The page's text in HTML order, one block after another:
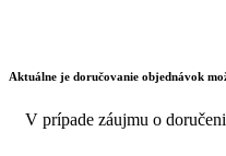
Aktuálne je doručovanie objednávok
V prípade záujmu o